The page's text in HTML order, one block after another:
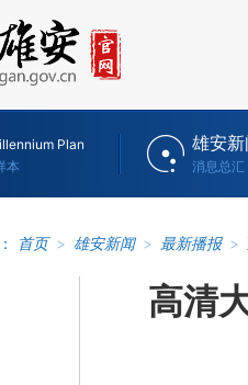
Plan
本
雄安新
消息总
首页 > 雄安新闻 > 最新播报 >
高清